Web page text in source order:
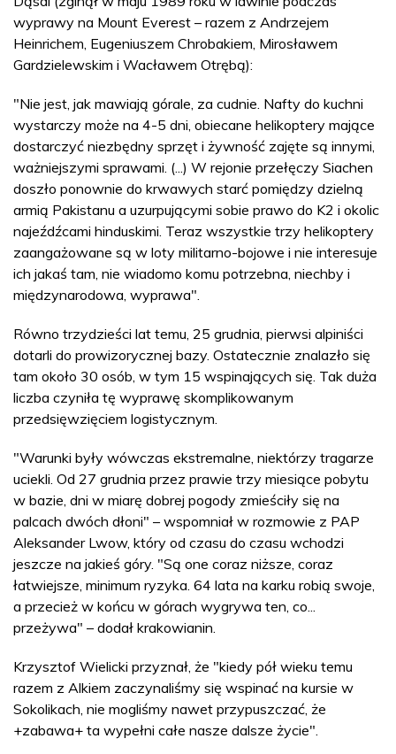
wyprawy na Mount Everest – razem z Andrzejem
Heinrichem, Eugeniuszem Chrobakiem, Mirosławem
Gardzielewskim i Wacławem Otrębą):
"Nie jest, jak mawiają górale, za cudnie. Nafty do kuchni
wystarczy może na 4-5 dni, obiecane helikoptery mające
dostarczyć niezbędny sprzęt i żywność zajęte są innymi,
ważniejszymi sprawami. (...) W rejonie przełęczy Siachen
doszło ponownie do krwawych starć pomiędzy dzielną
armią Pakistanu a uzurpującymi sobie prawo do K2 i okolic
najeźdźcami hinduskimi. Teraz wszystkie trzy helikoptery
zaangażowane są w loty militarno-bojowe i nie interesuje
ich jakaś tam, nie wiadomo komu potrzebna, niechby i
międzynarodowa, wyprawa".
Równo trzydzieści lat temu, 25 grudnia, pierwsi alpiniści
dotarli do prowizorycznej bazy. Ostatecznie znalazło się
tam około 30 osób, w tym 15 wspinających się. Tak duża
liczba czyniła tę wyprawę skomplikowanym
przedsięwzięciem logistycznym.
"Warunki były wówczas ekstremalne, niektórzy tragarze
uciekli. Od 27 grudnia przez prawie trzy miesiące pobytu
w bazie, dni w miarę dobrej pogody zmieściły się na
palcach dwóch dłoni" – wspomniał w rozmowie z PAP
Aleksander Lwow, który od czasu do czasu wchodzi
jeszcze na jakieś góry. "Są one coraz niższe, coraz
łatwiejsze, minimum ryzyka. 64 lata na karku robią swoje,
a przecież w końcu w górach wygrywa ten, co...
przeżywa" – dodał krakowianin.
Krzysztof Wielicki przyznał, że "kiedy pół wieku temu
razem z Alkiem zaczynaliśmy się wspinać na kursie w
Sokolikach, nie mogliśmy nawet przypuszczać, że
+zabawa+ ta wypełni całe nasze dalsze życie".